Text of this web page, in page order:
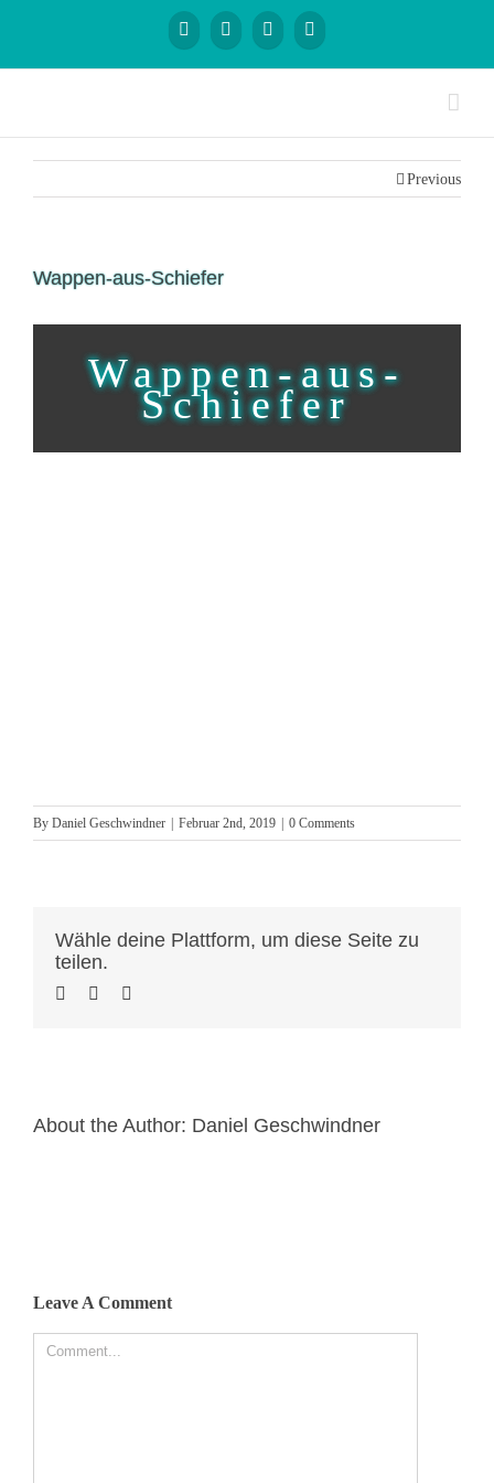
Previous
Wappen-aus-Schiefer
Wappen-aus-
Schiefer
By Daniel Geschwindner Februar 2nd, 2019 0 Comments
Wähle deine Plattform, um diese Seite zu
teilen.
About the Author: Daniel Geschwindner
Leave A Comment